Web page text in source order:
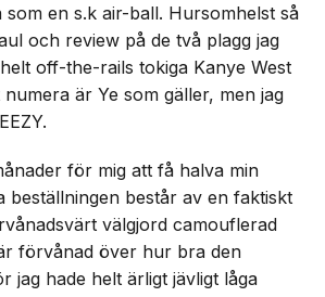
en s.k air-ball. Hursomhelst så
och review på de två plagg jag
off-the-rails tokiga Kanye West
numera är Ye som gäller, men jag
för mig att få halva min
beställningen består av en faktiskt
välgjord camouflerad
förvånad över hur bra den
jag hade helt ärligt jävligt låga